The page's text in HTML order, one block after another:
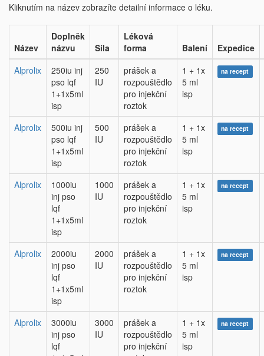
Kliknutím na název zobrazíte detailní informace o léku.
Název
Doplněk
názvu
Síla
Léková
forma
Balení
Expedice
Alprolix
250iu inj
pso lqf
1+1x5ml
isp
250
IU
prášek a
rozpouštědlo
pro injekční
roztok
1 + 1x
5 ml
isp
na recept
Alprolix
500iu inj
pso lqf
1+1x5ml
isp
500
IU
prášek a
rozpouštědlo
pro injekční
roztok
1 + 1x
5 ml
isp
na recept
Alprolix
1000iu
inj pso
lqf
1+1x5ml
isp
1000
IU
prášek a
rozpouštědlo
pro injekční
roztok
1 + 1x
5 ml
isp
na recept
Alprolix
2000iu
inj pso
lqf
1+1x5ml
isp
2000
IU
prášek a
rozpouštědlo
pro injekční
roztok
1 + 1x
5 ml
isp
na recept
Alprolix
3000iu
inj pso
lqf
3000
IU
prášek a
rozpouštědlo
pro injekční
1 + 1x
5 ml
isp
na recept